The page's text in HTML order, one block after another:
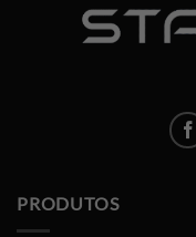
PRODUTOS